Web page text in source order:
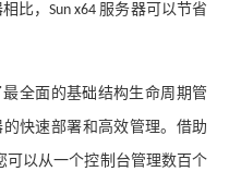
比， Sun x64服务器可以节省
最全面的基础结构生命周期管
的快速部署和高效管理。借助
可以从一个控制台管理数百个